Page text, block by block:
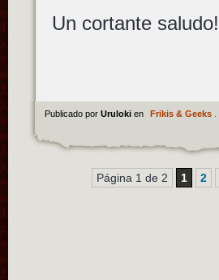
Un cortante saludo!
Publicado por Uruloki en Frikis & Geeks.
Página 1 de 2 1 2